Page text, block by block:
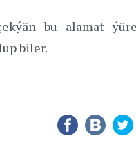
bu alamat
biler.